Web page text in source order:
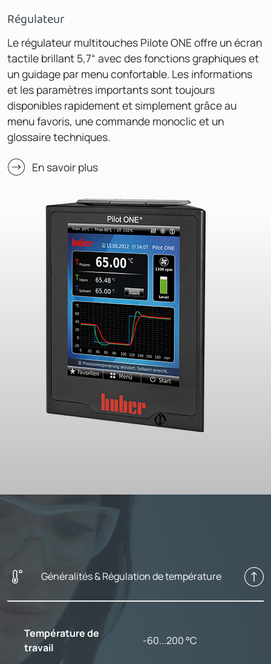
Régulateur
Le régulateur multitouches Pilote ONE offre un écran
tactile brillant 5,7“ avec des fonctions graphiques et
un guidage par menu confortable. Les informations
et les paramètres importants sont toujours
disponibles rapidement et simplement grâce au
menu favoris, une commande monoclic et un
glossaire techniques.
En savoir plus
Généralités & Régulation de température
Température de
travail
-60...200 °C